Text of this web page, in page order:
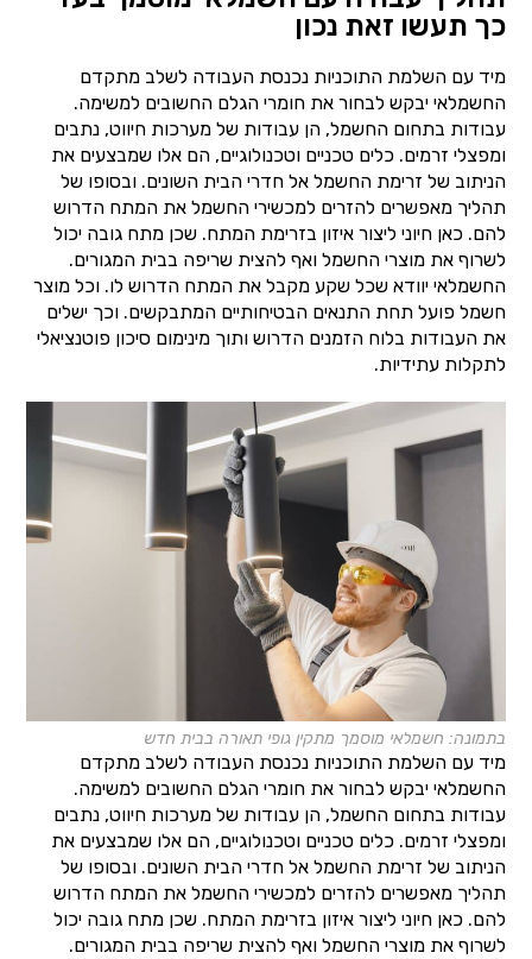
כך תעשו זאת נכון
מיד עם השלמת התוכניות נכנסת העבודה לשלב מתקדם
החשמלאי יבקש לבחור את חומרי הגלם החשובים למשימה.
עבודות בתחום החשמל, הן עבודות של מערכות חיווט, נתבים
ומפצלי זרמים. כלים טכניים וטכנולוגיים, הם אלו שמבצעים את
הניתוב של זרימת החשמל אל חדרי הבית השונים. ובסופו של
תהליך מאפשרים להזרים למכשירי החשמל את המתח הדרוש
להם. כאן חיוני ליצור איזון בזרימת המתח. שכן מתח גובה יכול
לשרוף את מוצרי החשמל ואף להצית שריפה בבית המגורים.
החשמלאי יוודא שכל שקע מקבל את המתח הדרוש לו. וכל מוצר
חשמל פועל תחת התנאים הבטיחותיים המתבקשים. וכך ישלים
את העבודות בלוח הזמנים הדרוש ותוך מינימום סיכון פוטנציאלי
לתקלות עתידיות.
בתמונה: חשמלאי מוסמך מתקין גופי תאורה בבית חדש
מיד עם השלמת התוכניות נכנסת העבודה לשלב מתקדם
החשמלאי יבקש לבחור את חומרי הגלם החשובים למשימה.
עבודות בתחום החשמל, הן עבודות של מערכות חיווט, נתבים
ומפצלי זרמים. כלים טכניים וטכנולוגיים, הם אלו שמבצעים את
הניתוב של זרימת החשמל אל חדרי הבית השונים. ובסופו של
תהליך מאפשרים להזרים למכשירי החשמל את המתח הדרוש
להם. כאן חיוני ליצור איזון בזרימת המתח. שכן מתח גובה יכול
לשרוף את מוצרי החשמל ואף להצית שריפה בבית המגורים.